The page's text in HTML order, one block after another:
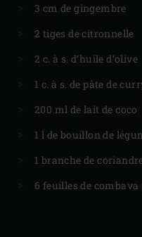
3 cm de gingembre
2 tiges de citronnelle
2 c. à s. d’huile d’olive
1 c. à s. de pâte de
200 ml de lait de coco
1 l de bouillon de
1 branche de
6 feuilles de